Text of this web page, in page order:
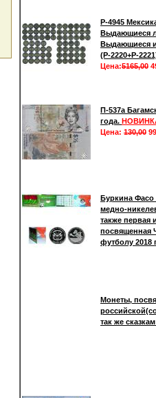
Р-4945
Выдающиеся
Выдающиеся
(Р-2220+Р-
Цена:5165,00
П-537а
года.
Цена: 130,00
Буркина Фасо
медно-
также первая
посвященная
футболу 2018
Монеты,
так же